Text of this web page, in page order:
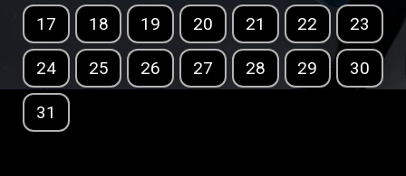
17 18 19 20 21 22 23
24 25 26 27 28 29 30
31